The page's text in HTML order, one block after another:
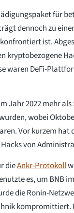
für
dennoch zu
ist.
kryptobezogene
waren DeFi-
Jahr 2022 mehr
wobei
Vor kurzem hat
von
dieAnkr-Protokoll
es, um BNB
die Ronin-
kompromittiert.